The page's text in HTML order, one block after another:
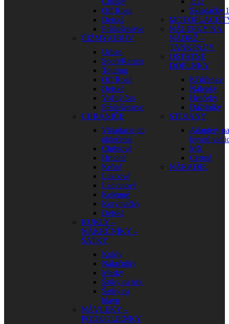
Off Road
Detské
Príslušenstvo
ČIŽMY/OBUV
Urban
Sport/Racing
Touring
Off Road
Detské
Voľný čas
Príslušenstvo
CHRÁNIČE
Vkladacie do
oblečenia
Chrbtové
Hrudné
Krčné
Lakťové
Ľadvinové
Kolenné
Korytnačky
Detské
KUKLY –
NÁKRČNÍKY –
ŠATKY
Kukly
Nákrčníky
Masky
Šatky na krk
Šatky na
hlavu
NÁVLEKY –
PODKOLIENKY
Skladačky
NÁLEPKY NA
NÁDRŽ –
TANKPADY
OSTATNÉ
DOPLNKY
Kľúčenky
Nálepky
Hrnčeky
Dáždniky
STOJANY
Adaptéry na
kyvnú
MX
Cestné
NÁRADIE